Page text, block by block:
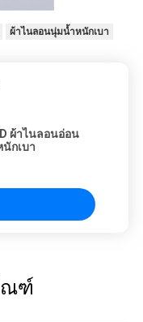
ผ้าไนลอนนุ่มน้ำหนักเบา
ผ้าไนลอนอ่อน
กเบา
ณฑ์